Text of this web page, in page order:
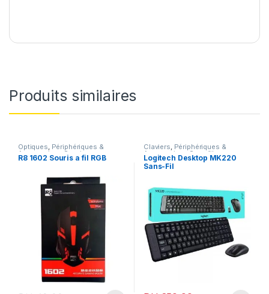
Produits similaires
Optiques, Périphériques &
Accessoires Souris
R8 1602 Souris a fil RGB
Claviers, Périphériques &
Accessoires Sans fil
Logitech Desktop MK220
Sans-Fil